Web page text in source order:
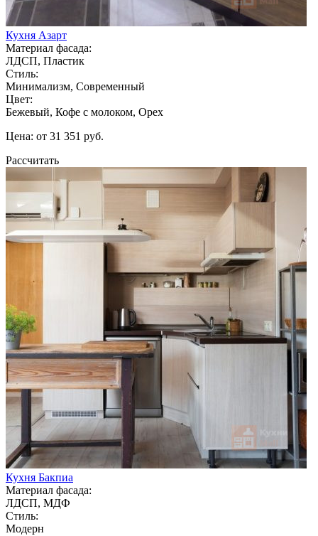
Кухня Азарт
Материал фасада:
ЛДСП, Пластик
Стиль:
Минимализм, Современный
Цвет:
Бежевый, Кофе с молоком, Орех
Цена: от 31 351 руб.
Рассчитать
Кухня Бакпиа
Материал фасада:
ЛДСП, МДФ
Стиль:
Модерн